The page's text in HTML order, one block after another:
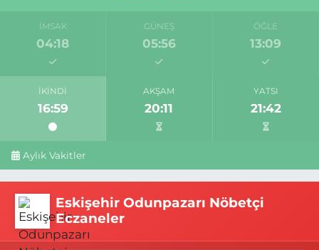
İMSAK
04:18
GÜNEŞ
05:56
ÖĞLE
13:09
İKINDI
16:59
AKŞAM
20:11
YATSI
21:42
Aylık Vakitler
Eskişehir Odunpazarı Nöbetçi
Eczaneler